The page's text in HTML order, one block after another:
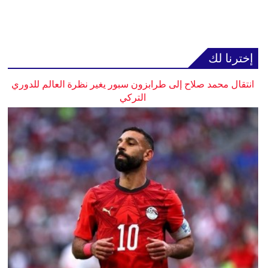
إخترنا لك
انتقال محمد صلاح إلى طرابزون سبور يغير نظرة العالم للدوري
التركي